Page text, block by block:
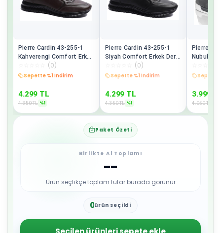
Pierre Cardin 43-255-1
Kahverengi Comfort Erkek
Deri Ayakkabı
(0)
Sepette %1 İndirim
4.299 TL
4.350TL %1
Pierre Cardin 43-255-1
Siyah Comfort Erkek Deri
(0)
Sepette %1 İndirim
4.299 TL
4.350TL %1
Pierre
Nubuk
Sepette
3.999
4.050TL
Paket Özeti
Birlikte Al Toplamı
--
Ürün seçtikçe toplam tutar burada görünür
0
2
3
ürün seçildi